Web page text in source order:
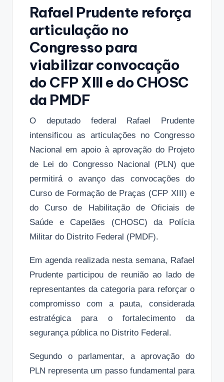
Rafael Prudente reforça
articulação no
Congresso para
viabilizar convocação
do CFP XIII e do CHOSC
da PMDF
O deputado federal Rafael Prudente
intensificou as articulações no Congresso
Nacional em apoio à aprovação do Projeto
de Lei do Congresso Nacional (PLN) que
permitirá o avanço das convocações do
Curso de Formação de Praças (CFP XIII) e
do Curso de Habilitação de Oficiais de
Saúde e Capelães (CHOSC) da Polícia
Militar do Distrito Federal (PMDF).
Em agenda realizada nesta semana, Rafael
Prudente participou de reunião ao lado de
representantes da categoria para reforçar o
compromisso com a pauta, considerada
estratégica para o fortalecimento da
segurança pública no Distrito Federal.
Segundo o parlamentar, a aprovação do
PLN representa um passo fundamental para